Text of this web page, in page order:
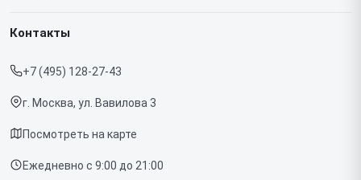
Срочный ремонт
Доставка и способы оплаты
Диагностика
Контакты
Тепловизионных монокуляров
Контакты
+7 (495) 128-27-43
г. Москва, ул. Вавилова 3
Посмотреть на карте
Ежедневно с 9:00 до 21:00